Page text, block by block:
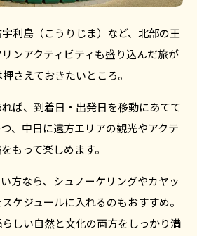
利島（こうりじま）など、北部の王
ンアクティビティも盛り込んだ旅が
さえておきたいところ。
ば、到着日・出発日を移動にあてて
、中日に遠方エリアの観光やアクテ
もって楽しめます。
方なら、シュノーケリングやカヤッ
ケジュールに入れるのもおすすめ。
しい自然と文化の両方をしっかり満